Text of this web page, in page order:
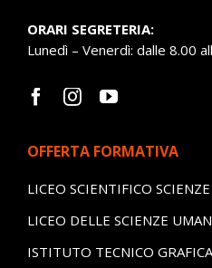
ORARI SEGRETERIA:
Lunedì – Venerdì: dalle 8.00
OFFERTA FORMATIVA
LICEO SCIENTIFICO
LICEO DELLE SCIENZE
ISTITUTO TECNICO